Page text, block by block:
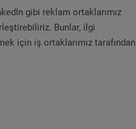
gibi reklam ortaklarımız
Bunlar, ilgi
için iş ortaklarımız tarafından